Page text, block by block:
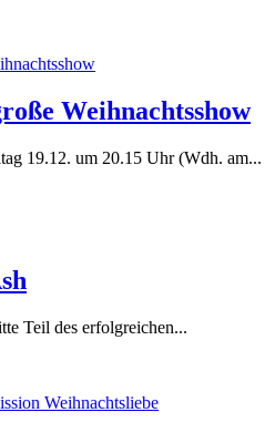
Weihnachtsshow
19.12. um 20.15 Uhr (Wdh. am...
Teil des erfolgreichen...